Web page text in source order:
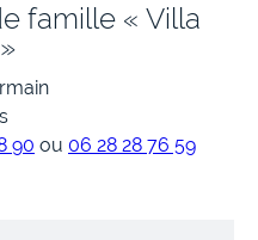
famille « Villa
90 ou 06 28 28 76 59